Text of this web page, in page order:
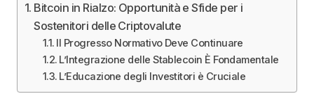
Bitcoin in Rialzo: Opportunità e Sfide per i
Sostenitori delle Criptovalute
Il Progresso Normativo Deve Continuare
L’Integrazione delle Stablecoin È Fondamentale
L’Educazione degli Investitori è Cruciale